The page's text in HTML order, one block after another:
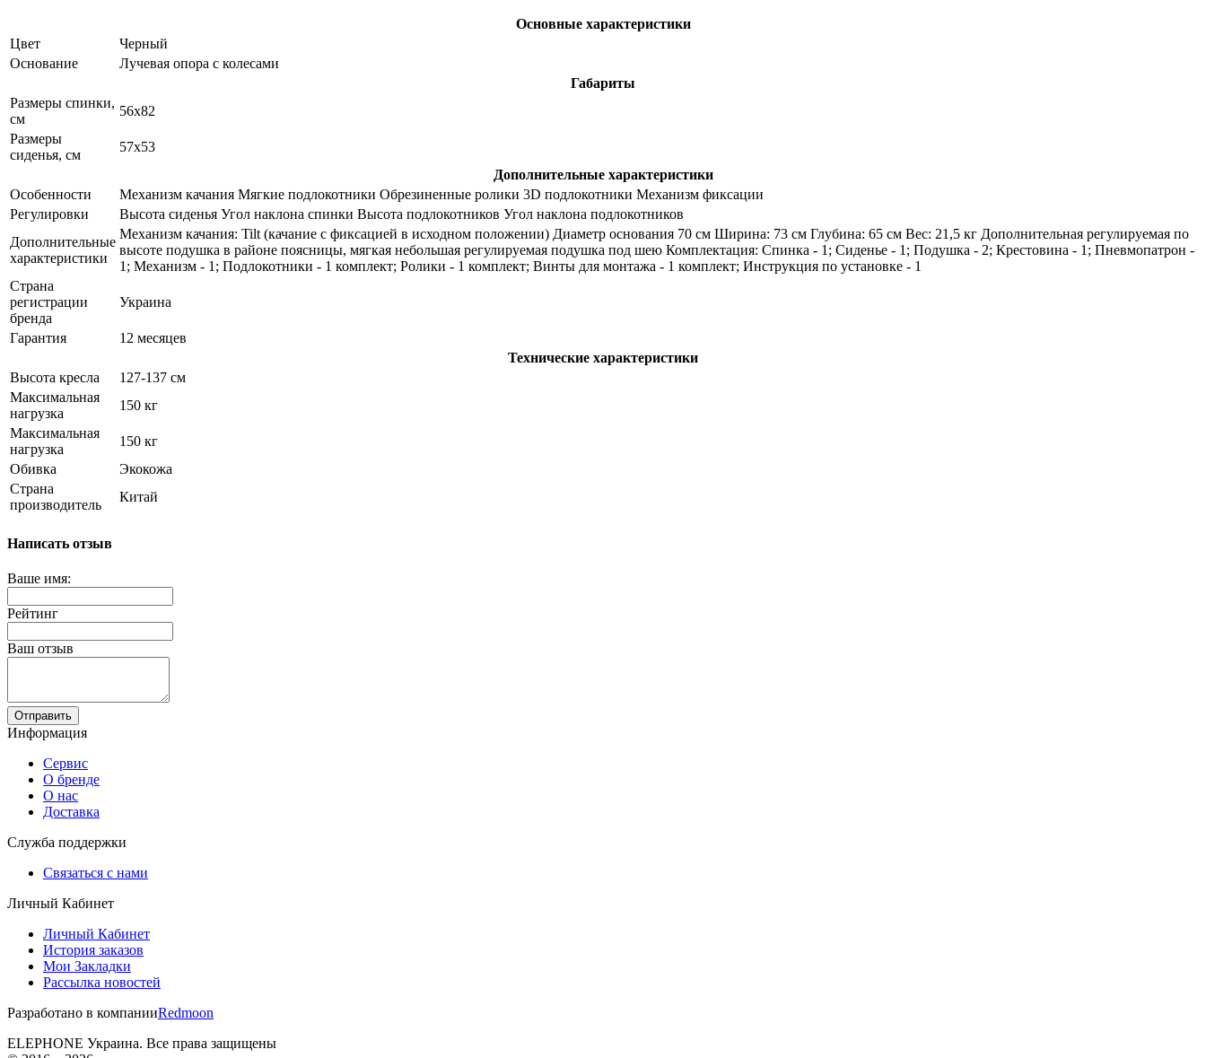
Основные характеристики
Цвет
Черный
Основание
Лучевая опора с колесами
Габариты
Размеры спинки,
см
56х82
Размеры
сиденья, см
57х53
Дополнительные характеристики
Особенности
Механизм качания Мягкие подлокотники Обрезиненные ролики 3D подлокотники Механизм фиксации
Регулировки
Высота сиденья Угол наклона спинки Высота подлокотников Угол наклона подлокотников
Дополнительные
характеристики
Механизм качания: Tilt (качание с фиксацией в исходном положении) Диаметр основания 70 см Ширина: 73 см Глубина: 65 см Вес: 21,5 кг Дополнительная регулируемая по
высоте подушка в районе поясницы, мягкая небольшая регулируемая подушка под шею Комплектация: Спинка - 1; Сиденье - 1; Подушка - 2; Крестовина - 1; Пневмопатрон -
1; Механизм - 1; Подлокотники - 1 комплект; Ролики - 1 комплект; Винты для монтажа - 1 комплект; Инструкция по установке - 1
Страна
регистрации
бренда
Украина
Гарантия
12 месяцев
Технические характеристики
Высота кресла
127-137 см
Максимальная
нагрузка
150 кг
Максимальная
нагрузка
150 кг
Обивка
Экокожа
Страна
производитель
Китай
Написать отзыв
Ваше имя:
Рейтинг
Ваш отзыв
Отправить
Информация
Сервис
О бренде
О нас
Доставка
Служба поддержки
Связаться с нами
Личный Кабинет
Личный Кабинет
История заказов
Мои Закладки
Рассылка новостей
Разработано в компанииRedmoon
ELEPHONE Украина. Все права защищены